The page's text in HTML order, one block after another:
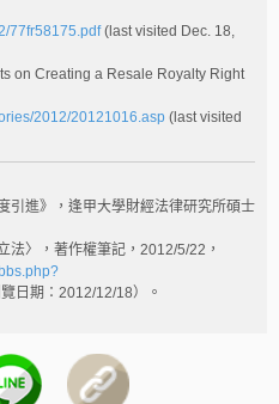
77fr58175.pdf(last visited Dec. 18,
on Creating a Resale Royalty Right
2012/20121016.asp (last visited
引進》，逢甲大學財經法律研究所碩士
法〉，著作權筆記，2012/5/22，
覽日期：2012/12/18）。